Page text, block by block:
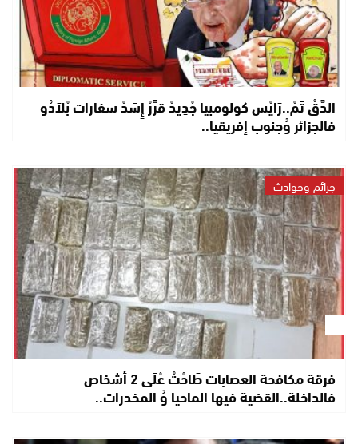
الدَّقْ تَمْ..رَايْس كولومبيا جْدِيدْ قرَّرْ إِسَدْ سفارات بْلاَدُو
فالجزائر وُجنوب إفريقيا..
جرائم وحوادث
فرقة مكافحة العصابات طَاحْتْ عْلَى 2 أشخاص
فالداخلة..القضية فيها الماحيا وُ المخدرات..